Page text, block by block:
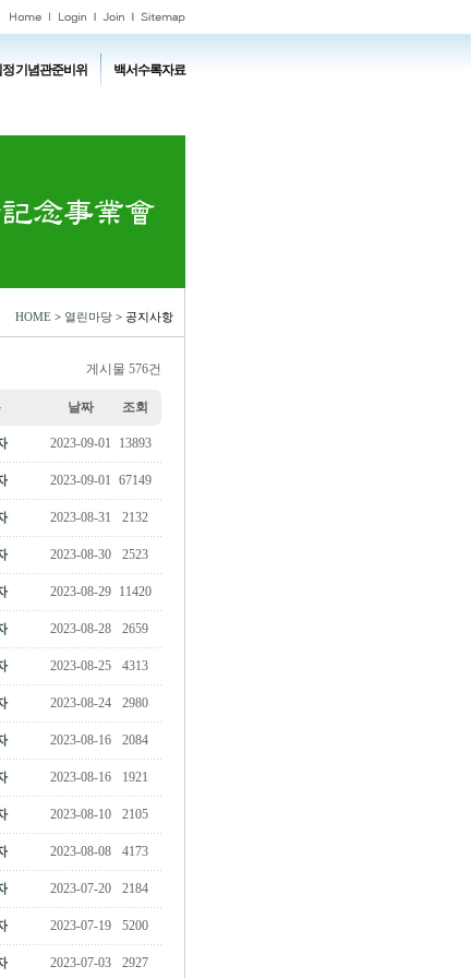
정기념관준비위 백서수록자료
HOME > 열린마당 > 공지사항
게시물 576건
날짜 조회
2023-09-01 13893
2023-09-01 67149
2023-08-31 2132
2023-08-30 2523
2023-08-29 11420
2023-08-28 2659
2023-08-25 4313
2023-08-24 2980
2023-08-16 2084
2023-08-16 1921
2023-08-10 2105
2023-08-08 4173
2023-07-20 2184
2023-07-19 5200
2023-07-03 2927